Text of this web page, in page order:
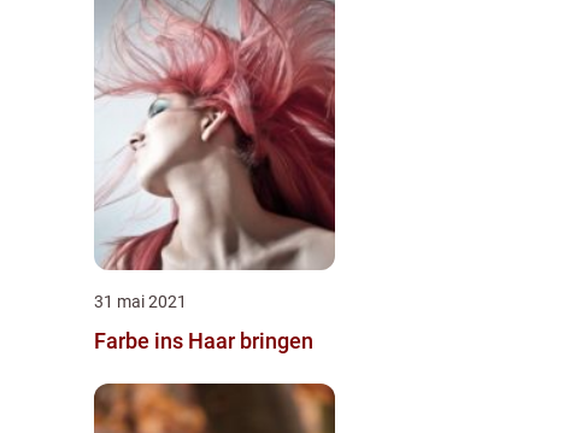
31 mai 2021
Farbe ins Haar bringen